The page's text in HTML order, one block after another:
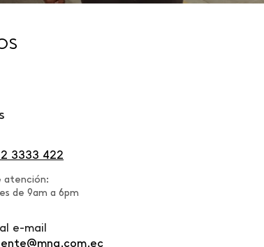
3333 422
atención:
de 9am a 6pm
e-mail